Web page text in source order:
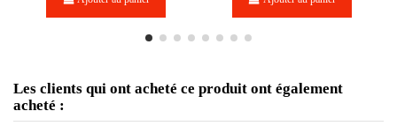
Les clients qui ont acheté ce produit ont également
acheté :